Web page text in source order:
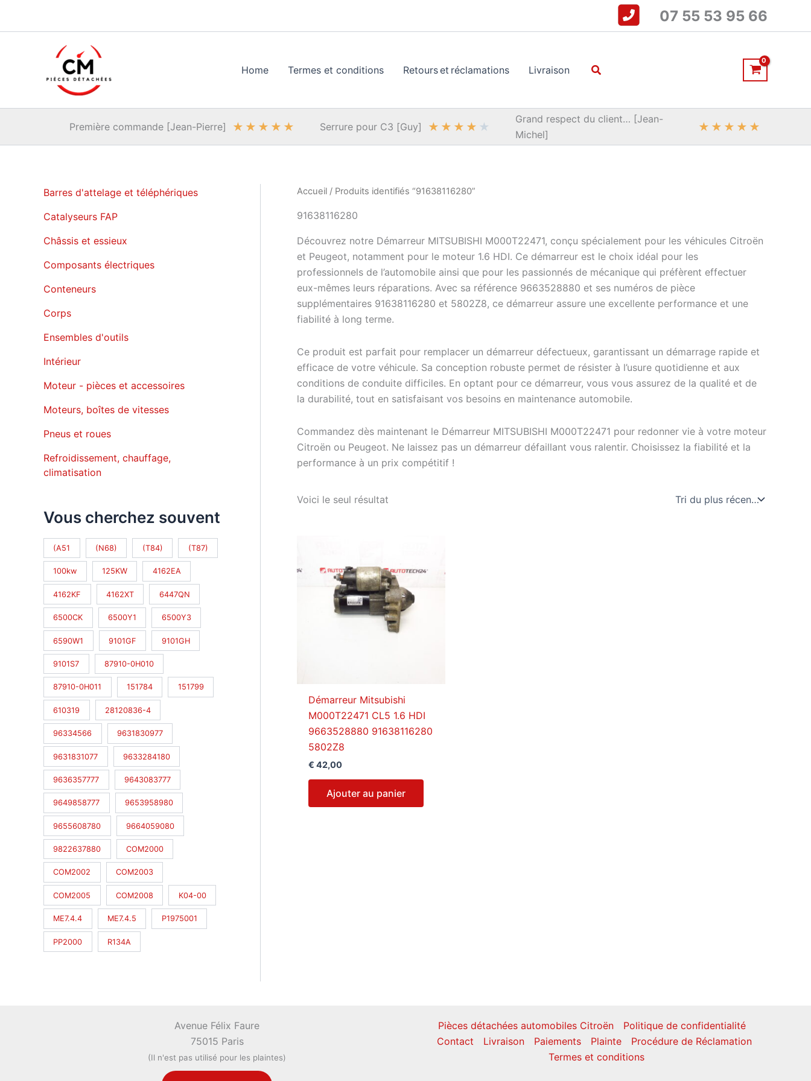
07 55 53 95 66
Home Termes et conditions Retours et réclamations Livraison Rechercher
Première commande [Jean-Pierre] ★ ★ ★ ★ ★ Serrure pour C3 [Guy] ★ ★ ★ ★ ★
Grand respect du client… [Jean-
Michel]
★ ★ ★ ★ ★
Barres d'attelage et téléphériques
Catalyseurs FAP
Châssis et essieux
Composants électriques
Conteneurs
Corps
Ensembles d'outils
Intérieur
Moteur - pièces et accessoires
Moteurs, boîtes de vitesses
Pneus et roues
Refroidissement, chauffage,
climatisation
Vous cherchez souvent
(A51 (N68) (T84) (T87)
100kw 125KW 4162EA
4162KF 4162XT 6447QN
6500CK 6500Y1 6500Y3
6590W1 9101GF 9101GH
9101S7 87910-0H010
87910-0H011 151784 151799
610319 28120836-4
96334566 9631830977
9631831077 9633284180
9636357777 9643083777
9649858777 9653958980
9655608780 9664059080
9822637880 COM2000
COM2002 COM2003
COM2005 COM2008 K04-00
ME7.4.4 ME7.4.5 P1975001
PP2000 R134A
Accueil / Produits identifiés “91638116280”
91638116280
Découvrez notre Démarreur MITSUBISHI M000T22471, conçu spécialement pour les véhicules Citroën
et Peugeot, notamment pour le moteur 1.6 HDI. Ce démarreur est le choix idéal pour les
professionnels de l’automobile ainsi que pour les passionnés de mécanique qui préfèrent effectuer
eux-mêmes leurs réparations. Avec sa référence 9663528880 et ses numéros de pièce
supplémentaires 91638116280 et 5802Z8, ce démarreur assure une excellente performance et une
fiabilité à long terme.
Ce produit est parfait pour remplacer un démarreur défectueux, garantissant un démarrage rapide et
efficace de votre véhicule. Sa conception robuste permet de résister à l’usure quotidienne et aux
conditions de conduite difficiles. En optant pour ce démarreur, vous vous assurez de la qualité et de
la durabilité, tout en satisfaisant vos besoins en maintenance automobile.
Commandez dès maintenant le Démarreur MITSUBISHI M000T22471 pour redonner vie à votre moteur
Citroën ou Peugeot. Ne laissez pas un démarreur défaillant vous ralentir. Choisissez la fiabilité et la
performance à un prix compétitif !
Voici le seul résultat
Démarreur Mitsubishi
M000T22471 CL5 1.6 HDI
9663528880 91638116280
5802Z8
€ 42,00
Ajouter au panier
Avenue Félix Faure
75015 Paris
(Il n'est pas utilisé pour les plaintes)
Pièces détachées automobiles Citroën
Politique de confidentialité
Contact
Livraison Paiements Plainte
Procédure de Réclamation
Termes et conditions